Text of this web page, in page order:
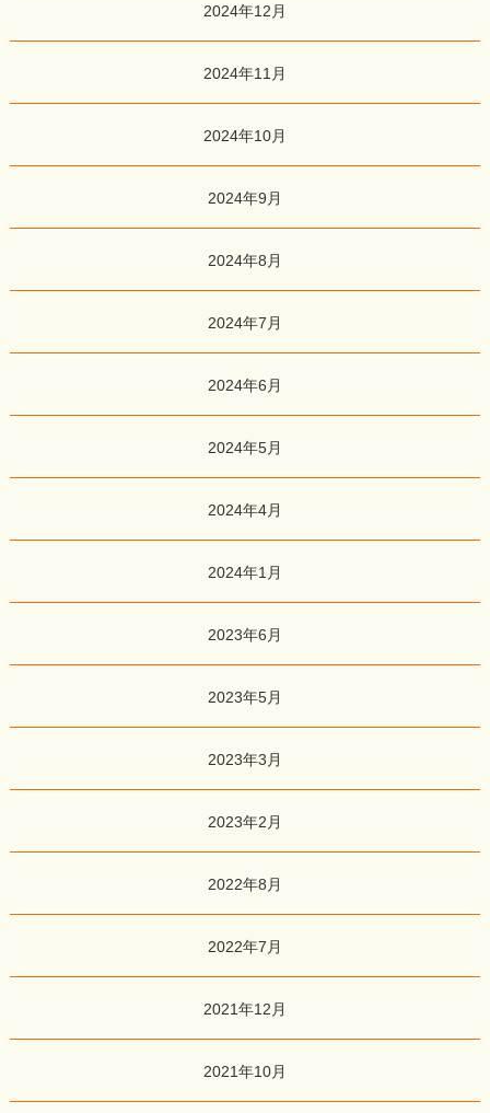
2024年12月
2024年11月
2024年10月
2024年9月
2024年8月
2024年7月
2024年6月
2024年5月
2024年4月
2024年1月
2023年6月
2023年5月
2023年3月
2023年2月
2022年8月
2022年7月
2021年12月
2021年10月